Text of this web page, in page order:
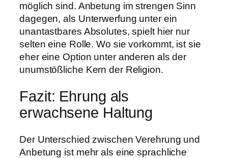
möglich sind. Anbetung im strengen Sinn
dagegen, als Unterwerfung unter ein
unantastbares Absolutes, spielt hier nur
selten eine Rolle. Wo sie vorkommt, ist sie
eher eine Option unter anderen als der
unumstößliche Kern der Religion.
Fazit: Ehrung als
erwachsene Haltung
Der Unterschied zwischen Verehrung und
Anbetung ist mehr als eine sprachliche